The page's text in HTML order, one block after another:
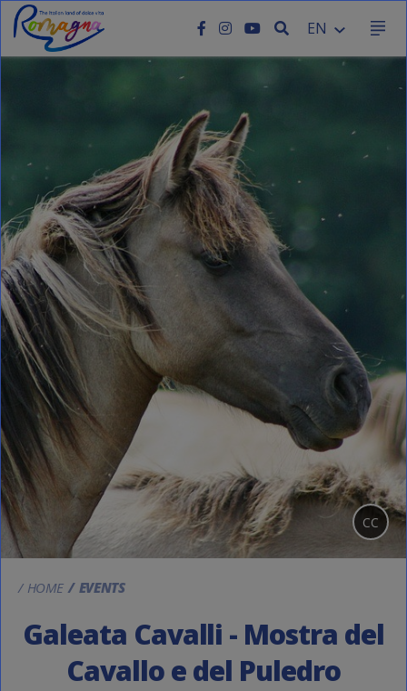
SEARCH
EN
CC
HOME EVENTS
Galeata Cavalli - Mostra del
Cavallo e del Puledro